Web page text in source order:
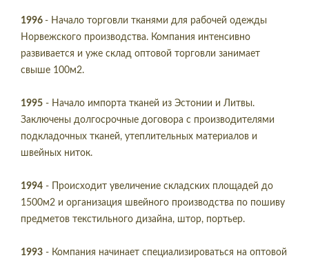
1996 - Начало торговли тканями для рабочей одежды
Норвежского производства. Компания интенсивно
развивается и уже склад оптовой торговли занимает
свыше 100м2.
1995 - Начало импорта тканей из Эстонии и Литвы.
Заключены долгосрочные договора с производителями
подкладочных тканей, утеплительных материалов и
швейных ниток.
1994 - Происходит увеличение складских площадей до
1500м2 и организация швейного производства по пошиву
предметов текстильного дизайна, штор, портьер.
1993 - Компания начинает специализироваться на оптовой